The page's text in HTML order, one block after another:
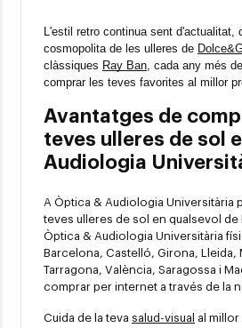
L'estil retro continua sent d'actualitat,
cosmopolita de les ulleres de
clàssiques Ray Ban, cada any més
comprar les teves favorites al millor
Avantatges de
teves ulleres de sol
Audiologia
A Òptica & Audiologia Universitària
teves ulleres de sol en qualsevol
Òptica & Audiologia Universitària
Barcelona, Castelló, Girona, Lleida,
Tarragona, València, Saragossa i
comprar per internet a través de la
Cuida de la teva salud-visual
al millor